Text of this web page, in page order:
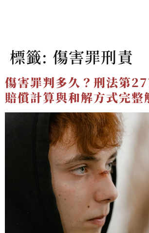
標籤: 傷害罪刑責
傷害罪判多久？刑法第
賠償計算與和解方式完整